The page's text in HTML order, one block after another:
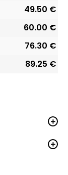
49.50 €
60.00 €
76.30 €
89.25 €